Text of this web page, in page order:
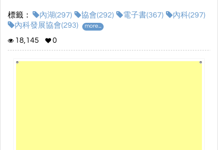
標籤： 內湖(297) 協會(292) 電子書(367)
內科(297)
內科發展協會(293)
more...
18,145 0